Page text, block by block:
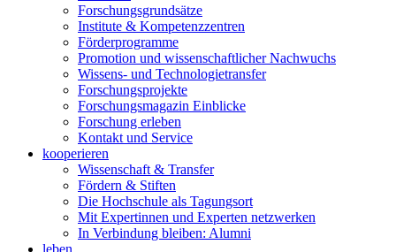
Forschungsgrundsätze
Institute & Kompetenzzentren
Förderprogramme
Promotion und wissenschaftlicher Nachwuchs
Wissens- und Technologietransfer
Forschungsprojekte
Forschungsmagazin Einblicke
Forschung erleben
Kontakt und Service
kooperieren
Wissenschaft & Transfer
Fördern & Stiften
Die Hochschule als Tagungsort
Mit Expertinnen und Experten netzwerken
In Verbindung bleiben: Alumni
leben